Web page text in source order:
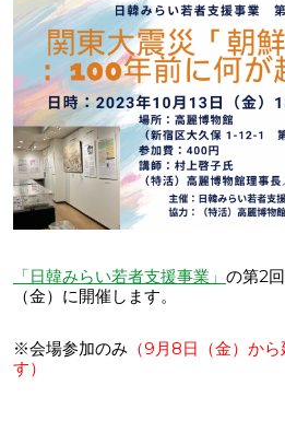
「日韓みらい若者支援事業」 の第2
（金）に開催します。
※会場参加のみ （9月8日（金）か
す）